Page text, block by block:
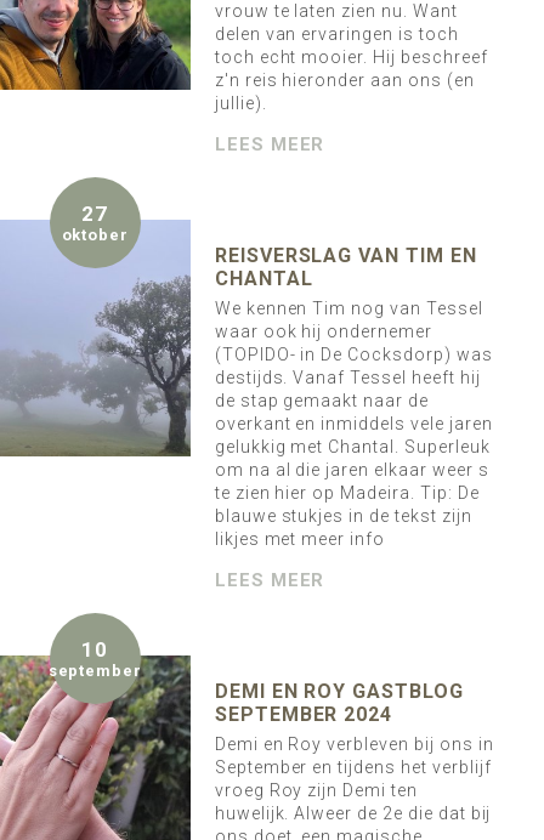
vrouw te laten zien nu. Want
delen van ervaringen is toch
toch echt mooier. Hij beschreef
z'n reis hieronder aan ons (en
jullie).
LEES MEER
27
oktober
REISVERSLAG VAN TIM EN
CHANTAL
We kennen Tim nog van Tessel
waar ook hij ondernemer
(TOPIDO- in De Cocksdorp) was
destijds. Vanaf Tessel heeft hij
de stap gemaakt naar de
overkant en inmiddels vele jaren
gelukkig met Chantal. Superleuk
om na al die jaren elkaar weer s
te zien hier op Madeira. Tip: De
blauwe stukjes in de tekst zijn
likjes met meer info
LEES MEER
10
september
DEMI EN ROY GASTBLOG
SEPTEMBER 2024
Demi en Roy verbleven bij ons in
September en tijdens het verblijf
vroeg Roy zijn Demi ten
huwelijk. Alweer de 2e die dat bij